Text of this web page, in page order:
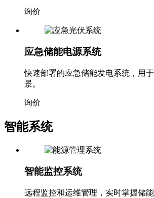
询价
应急储能电源系统
快速部署的应急储能发电系统，用
景。
询价
智能系统
智能监控系统
远程监控和运维管理，实时掌握储